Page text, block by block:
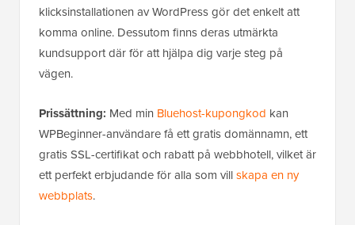
klicksinstallationen av WordPress gör det enkelt att
komma online. Dessutom finns deras utmärkta
kundsupport där för att hjälpa dig varje steg på
vägen.
Prissättning: Med min Bluehost-kupongkod kan
WPBeginner-användare få ett gratis domännamn, ett
gratis SSL-certifikat och rabatt på webbhotell, vilket är
ett perfekt erbjudande för alla som villskapa en ny
webbplats.